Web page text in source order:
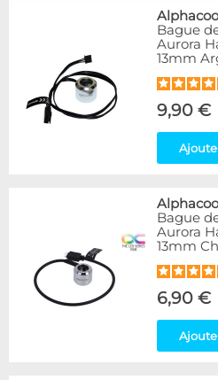
37
Accessoires pour tuyaux
59
Marque
Alphacool
56
DocMicro
27
17
2
15
3
Mayhems
12
Monsoon
3
Tygon
XSPC
7
Bague
Aurora
13mm
9,90 €
Bague
Aurora
13mm
6,90 €